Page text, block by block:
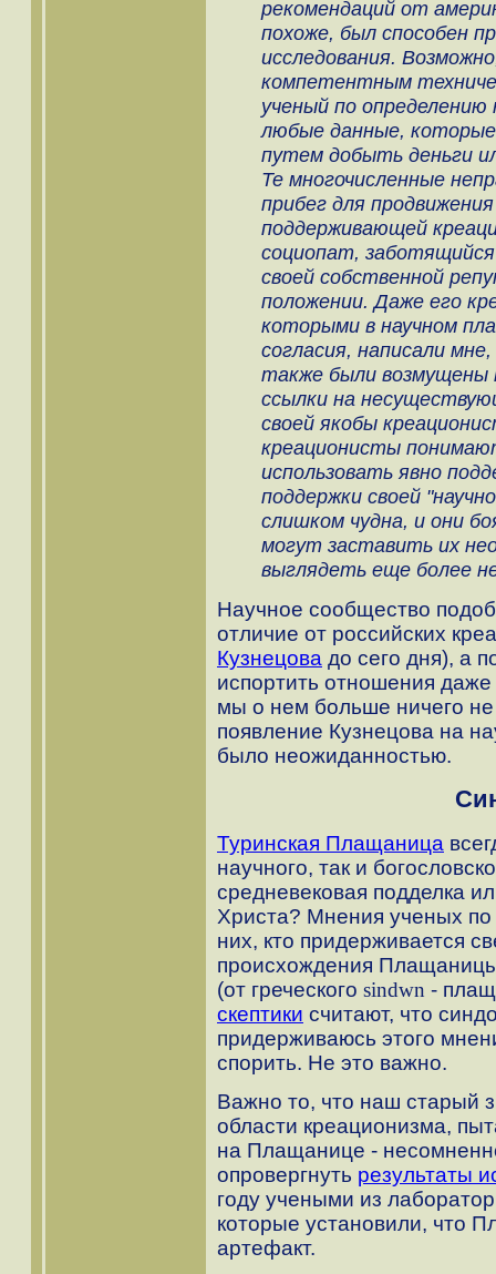
рекомендаций от
похоже, был способен
исследования.
компетентным
ученый по
любые данные,
путем добыть деньги
Те многочисленные
прибег для
поддерживающей
социопат,
своей собственной
положении. Даже его
которыми в научном
согласия, написали
также были возмущены
ссылки на
своей якобы
креационисты
использовать явно
поддержки своей
слишком чудна, и они
могут заставить их
выглядеть еще более
Научное сообщество
отличие от российских
Кузнецова до сего дня), а
испортить отношения
мы о нем больше ничего
появление Кузнецова на
было неожиданностью.
Туринская Плащаница
научного, так и
средневековая подделка
Христа? Мнения ученых по
них, кто придерживается
происхождения
(от греческого sindwn -
скептики считают, что
придерживаюсь этого
спорить. Не это важно.
Важно то, что наш старый
области креационизма,
на Плащанице -
опровергнуть результаты
году учеными из
которые установили, что
артефакт.